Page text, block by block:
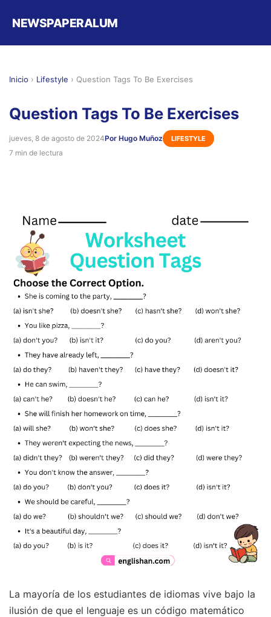
NEWSPAPERALUM
Inicio › Lifestyle › Question Tags To Be Exercises
Question Tags To Be Exercises
jueves, 8 de agosto de 2024Por Hugo Muñoz LIFESTYLE
7 min de lectura
La mayoría de los estudiantes de idiomas vive bajo la
ilusión de que el lenguaje es un código matemático